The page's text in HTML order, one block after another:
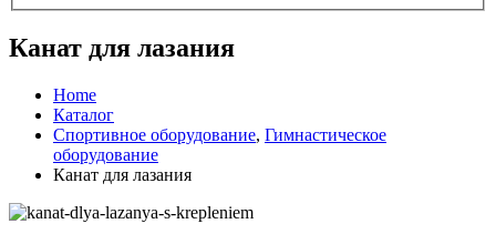
Канат для лазания
Home
Каталог
Спортивное оборудование, Гимнастическое
оборудование
Канат для лазания